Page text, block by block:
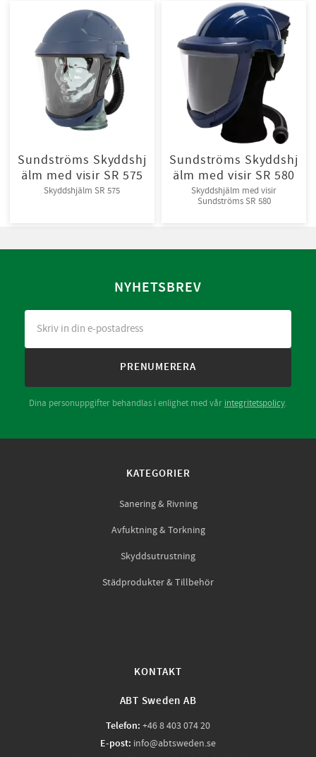
Sundströms Skyddshj
älm med visir SR 575
Skyddshjälm SR 575
Sundströms Skyddshj
älm med visir SR 580
Skyddshjälm med visir
Sundströms SR 580
NYHETSBREV
PRENUMERERA
Dina personuppgifter behandlas i enlighet med vår integritetspolicy.
KATEGORIER
Sanering & Rivning
Avfuktning & Torkning
Skyddsutrustning
Städprodukter & Tillbehör
KONTAKT
ABT Sweden AB
Telefon: +46 8 403 074 20
E-post: info@abtsweden.se